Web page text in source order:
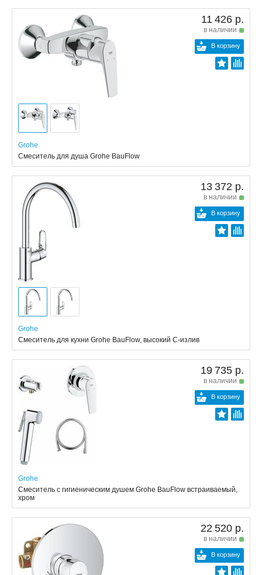
11 426 р.
в наличии
В корзину
Grohe
Смеситель для душа Grohe BauFlow
13 372 р.
в наличии
В корзину
Grohe
Смеситель для кухни Grohe BauFlow, высокий С-излив
19 735 р.
в наличии
В корзину
Grohe
Смеситель с гигиеническим душем Grohe BauFlow встраиваемый,
хром
22 520 р.
в наличии
В корзину